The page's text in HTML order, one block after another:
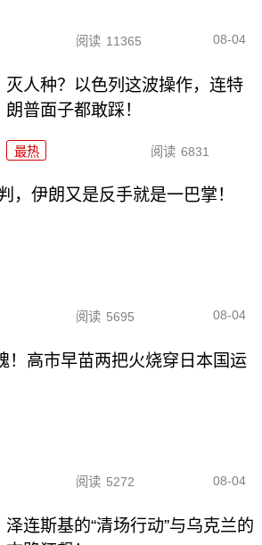
阅读 11365 08-04
灭人种？以色列这波操作，连特
朗普面子都敢踩！
最热 阅读 6831
，伊朗又是反手就是一巴掌！
阅读 5695 08-04
！高市早苗两把火烧穿日本国运
阅读 5272 08-04
泽连斯基的“清场行动”与乌克兰的